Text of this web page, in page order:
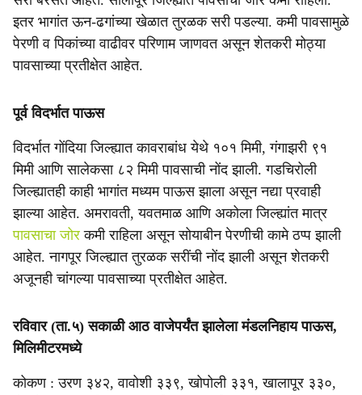
इतर भागांत ऊन-ढगांच्या खेळात तुरळक सरी पडल्या. कमी पावसामुळे
पेरणी व पिकांच्या वाढीवर परिणाम जाणवत असून शेतकरी मोठ्या
पावसाच्या प्रतीक्षेत आहेत.
पूर्व विदर्भात पाऊस
विदर्भात गोंदिया जिल्ह्यात कावराबांध येथे १०१ मिमी, गंगाझरी ९१
मिमी आणि सालेकसा ८२ मिमी पावसाची नोंद झाली. गडचिरोली
जिल्ह्यातही काही भागांत मध्यम पाऊस झाला असून नद्या प्रवाही
झाल्या आहेत. अमरावती, यवतमाळ आणि अकोला जिल्ह्यांत मात्र
पावसाचा जोरकमी राहिला असून सोयाबीन पेरणीची कामे ठप्प झाली
आहेत. नागपूर जिल्ह्यात तुरळक सरींची नोंद झाली असून शेतकरी
अजूनही चांगल्या पावसाच्या प्रतीक्षेत आहेत.
रविवार (ता.५) सकाळी आठ वाजेपर्यंत झालेला मंडलनिहाय पाऊस,
मिलिमीटरमध्ये
कोकण : उरण ३४२, वावोशी ३३९, खोपोली ३३१, खालापूर ३३०,